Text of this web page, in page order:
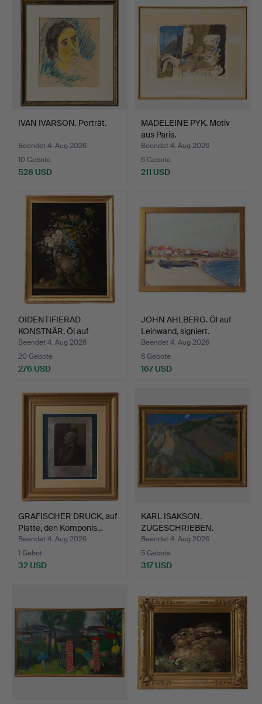
IVAN IVARSON. Porträt.
Beendet 4. Aug 2026
10 Gebote
528 USD
MADELEINE PYK. Motiv
aus Paris.
Beendet 4. Aug 2026
6 Gebote
211 USD
OIDENTIFIERAD
KONSTNÄR. Öl auf
Leinwand, m…
Beendet 4. Aug 2026
20 Gebote
276 USD
JOHN AHLBERG. Öl auf
Leinwand, signiert.
Beendet 4. Aug 2026
6 Gebote
167 USD
GRAFISCHER DRUCK, auf
Platte, den Komponis…
Beendet 4. Aug 2026
1 Gebot
32 USD
KARL ISAKSON.
ZUGESCHRIEBEN.
Berglandschaf…
Beendet 4. Aug 2026
5 Gebote
317 USD